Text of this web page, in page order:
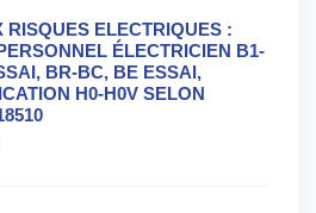
RISQUES ELECTRIQUES :
ÉLECTRICIEN B1-
BR-BC, BE ESSAI,
H0-H0V SELON